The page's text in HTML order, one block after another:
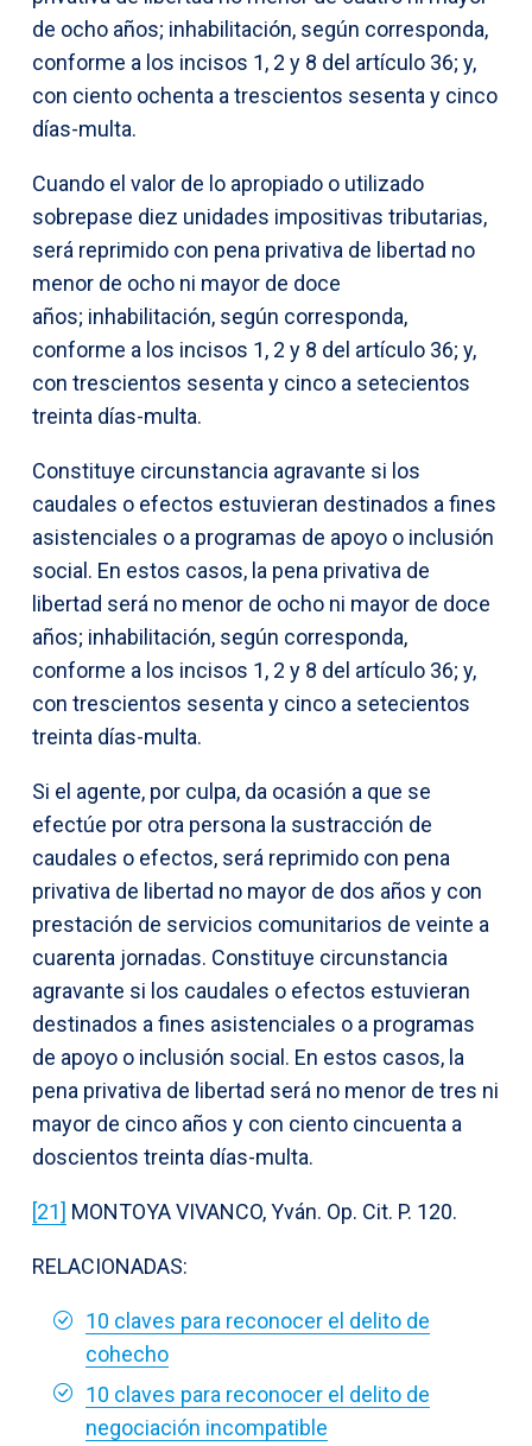
de ocho años; inhabilitación, según corresponda,
conforme a los incisos 1, 2 y 8 del artículo 36; y,
con ciento ochenta a trescientos sesenta y cinco
días-multa.
Cuando el valor de lo apropiado o utilizado
sobrepase diez unidades impositivas tributarias,
será reprimido con pena privativa de libertad no
menor de ocho ni mayor de doce
años; inhabilitación, según corresponda,
conforme a los incisos 1, 2 y 8 del artículo 36; y,
con trescientos sesenta y cinco a setecientos
treinta días-multa.
Constituye circunstancia agravante si los
caudales o efectos estuvieran destinados a fines
asistenciales o a programas de apoyo o inclusión
social. En estos casos, la pena privativa de
libertad será no menor de ocho ni mayor de doce
años; inhabilitación, según corresponda,
conforme a los incisos 1, 2 y 8 del artículo 36; y,
con trescientos sesenta y cinco a setecientos
treinta días-multa.
Si el agente, por culpa, da ocasión a que se
efectúe por otra persona la sustracción de
caudales o efectos, será reprimido con pena
privativa de libertad no mayor de dos años y con
prestación de servicios comunitarios de veinte a
cuarenta jornadas. Constituye circunstancia
agravante si los caudales o efectos estuvieran
destinados a fines asistenciales o a programas
de apoyo o inclusión social. En estos casos, la
pena privativa de libertad será no menor de tres ni
mayor de cinco años y con ciento cincuenta a
doscientos treinta días-multa.
[21] MONTOYA VIVANCO, Yván. Op. Cit. P. 120.
RELACIONADAS:
10 claves para reconocer el delito de
cohecho
10 claves para reconocer el delito de
negociación incompatible